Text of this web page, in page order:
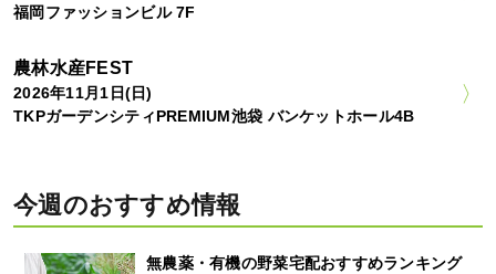
福岡ファッションビル 7F
農林水産FEST
2026年11月1日(日)
TKPガーデンシティPREMIUM池袋 バンケットホール4B
今週のおすすめ情報
無農薬・有機の野菜宅配おすすめランキング